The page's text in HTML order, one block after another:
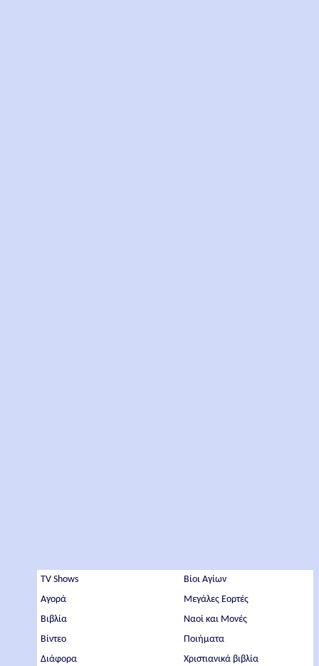
TV Shows
Αγορά
Βιβλία
Βίντεο
Διάφορα
Βίοι Αγίων
Μεγάλες Εορτές
Ναοί και Μονές
Ποιήματα
Χριστιανικά βιβλία